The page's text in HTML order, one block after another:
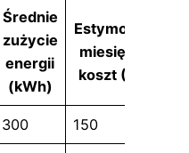
Średnie
zużycie
energii
(kWh)
Estymowany
miesięczny
koszt (PLN)
300 150